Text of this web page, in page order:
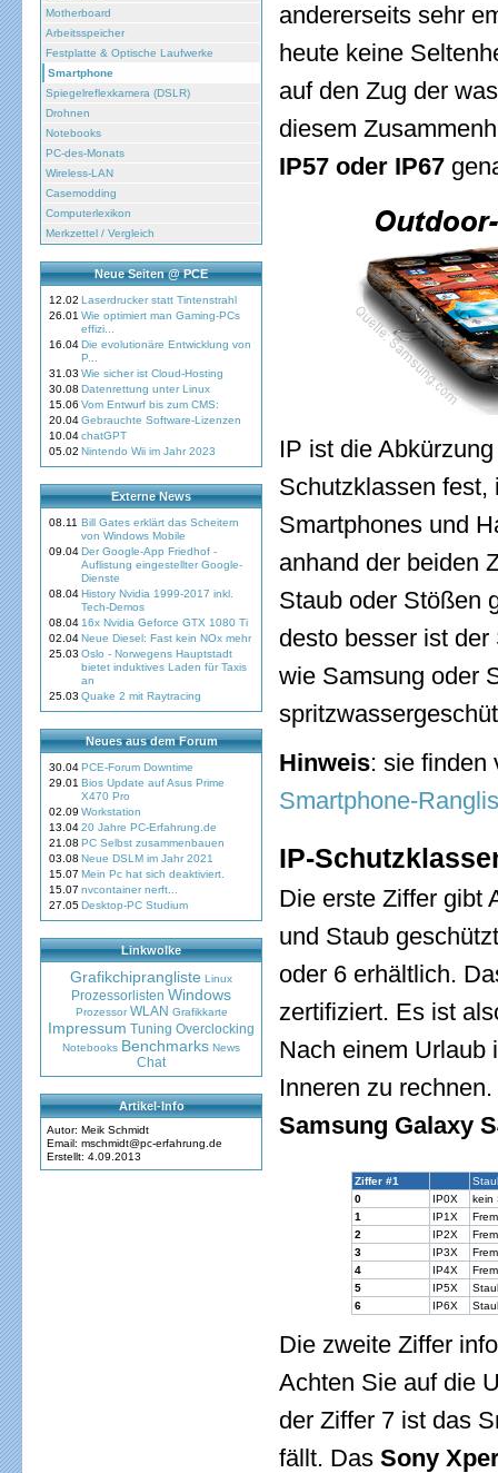
Motherboard
Arbeitsspeicher
Festplatte & Optische Laufwerke
Smartphone
Spiegelreflexkamera (DSLR)
Drohnen
Notebooks
PC-des-Monats
Wireless-LAN
Casemodding
Computerlexikon
Merkzettel / Vergleich
Neue Seiten @ PCE
12.02 Laserdrucker statt Tintenstrahl
26.01 Wie optimiert man Gaming-PCs
effizi...
16.04Die evolutionäre Entwicklung von
P...
31.03 Wie sicher ist Cloud-Hosting
30.08 Datenrettung unter Linux
15.06 Vom Entwurf bis zum CMS:
20.04Gebrauchte Software-Lizenzen
10.04chatGPT
05.02 Nintendo Wii im Jahr 2023
Externe News
08.11 Bill Gates erklärt das Scheitern
von Windows Mobile
09.04Der Google-App Friedhof -
Auflistung eingestellter Google-
Dienste
08.04History Nvidia 1999-2017 inkl.
Tech-Demos
08.04 16x Nvidia Geforce GTX 1080 Ti
02.04Neue Diesel: Fast kein NOx mehr
25.03 Oslo - Norwegens Hauptstadt
bietet induktives Laden für Taxis
an
25.03 Quake 2 mit Raytracing
Neues aus dem Forum
30.04PCE-Forum Downtime
29.01 Bios Update auf Asus Prime
X470 Pro
02.09 Workstation
13.0420 Jahre PC-Erfahrung.de
21.08 PC Selbst zusammenbauen
03.08 Neue DSLM im Jahr 2021
15.07 Mein Pc hat sich deaktiviert.
15.07 nvcontainer nerft...
27.05Desktop-PC Studium
Linkwolke
Grafikchiprangliste Linux
Prozessorlisten Windows
Prozessor WLAN Grafikkarte
Impressum Tuning Overclocking
Notebooks Benchmarks News
Chat
Artikel-Info
Autor: Meik Schmidt
Email: mschmidt@pc-erfahrung.de
Erstellt: 4.09.2013
andererseits sehr
heute keine
auf den Zug der
diesem
IP57 oder IP67
IP ist die
Schutzklassen fest,
Smartphones und
anhand der beiden
Staub oder Stößen
desto besser ist
wie Samsung oder
Hinweis: sie finden
Smartphone-
IP-
Die erste Ziffer gibt
und Staub
oder 6 erhältlich.
zertifiziert. Es ist
Nach einem Urlaub
Inneren zu
Samsung Galaxy
Ziffer #1
0
IP0X
kein
1
IP1X
2
IP2X
3
IP3X
4
IP4X
5
IP5X
6
IP6X
Die zweite Ziffer
Achten Sie auf die
der Ziffer 7 ist das
fällt. Das Sony